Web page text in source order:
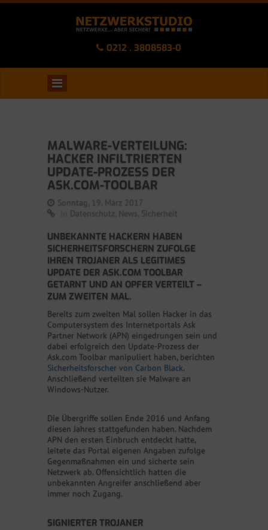
0212 . 3808583-0
MALWARE-VERTEILUNG:
HACKER INFILTRIERTEN
UPDATE-PROZESS DER
ASK.COM-TOOLBAR
Sonntag, 19. März 2017
Datenschutz News Sicherheit
UNBEKANNTE HACKERN HABEN
SICHERHEITSFORSCHERN ZUFOLGE
IHREN TROJANER ALS LEGITIMES
UPDATE DER ASK.COM TOOLBAR
GETARNT UND AN OPFER VERTEILT –
ZUM ZWEITEN MAL.
Bereits zum zweiten Mal sollen Hacker in das
Computersystem des Internetportals Ask
Partner Network (APN) eingedrungen sein und
dabei erfolgreich den Update-Prozess der
Ask.com Toolbar manipuliert haben, berichten
Sicherheitsforscher von Carbon Black.
Anschließend verteilten sie Malware an
Windows-Nutzer.
Die Übergriffe sollen Ende 2016 und Anfang
diesen Jahres stattgefunden haben. Nachdem
APN den ersten Einbruch entdeckt hatte,
leitete das Portal eigenen Angaben zufolge
Gegenmaßnahmen ein und sicherte sein
Netzwerk ab. Offensichtlich hatten die
unbekannten Angreifer anschließend aber
immer noch Zugang.
SIGNIERTER TROJANER